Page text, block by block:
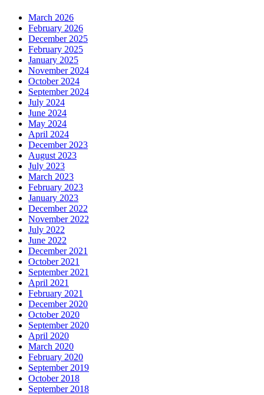
March 2026
February 2026
December 2025
February 2025
January 2025
November 2024
October 2024
September 2024
July 2024
June 2024
May 2024
April 2024
December 2023
August 2023
July 2023
March 2023
February 2023
January 2023
December 2022
November 2022
July 2022
June 2022
December 2021
October 2021
September 2021
April 2021
February 2021
December 2020
October 2020
September 2020
April 2020
March 2020
February 2020
September 2019
October 2018
September 2018